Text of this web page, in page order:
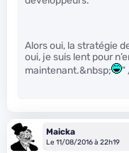
Alors oui, la stratégie
oui, je suis lent pour
maintenant.&nbsp;
"
Maicka
Le 11/08/2016 à 22h19